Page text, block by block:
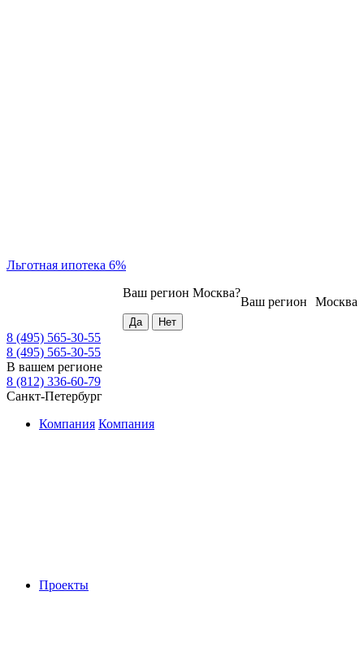
Льготная ипотека 6%
Москва
Ваш регион
Ваш регион Москва?
8 (495) 565-30-55
8 (495) 565-30-55
В вашем регионе
8 (812) 336-60-79
Санкт-Петербург
Компания Компания
Проекты